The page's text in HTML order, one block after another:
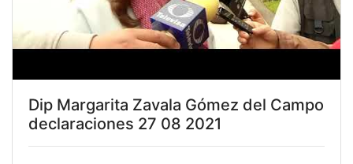
Dip Margarita Zavala Gómez del Campo
declaraciones 27 08 2021